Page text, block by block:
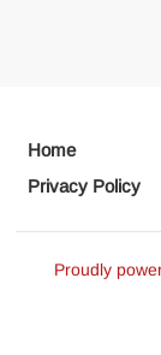
Home
Privacy Policy
Proudly